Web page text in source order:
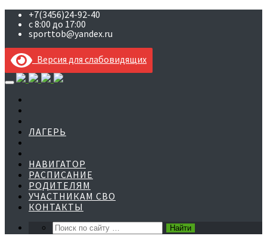
+7(3456)24-92-40
с 8:00 до 17:00
sporttob@yandex.ru
Версия для слабовидящих
Skip
to
content
ЛАГЕРЬ
НАВИГАТОР
РАСПИСАНИЕ
РОДИТЕЛЯМ
УЧАСТНИКАМ СВО
КОНТАКТЫ